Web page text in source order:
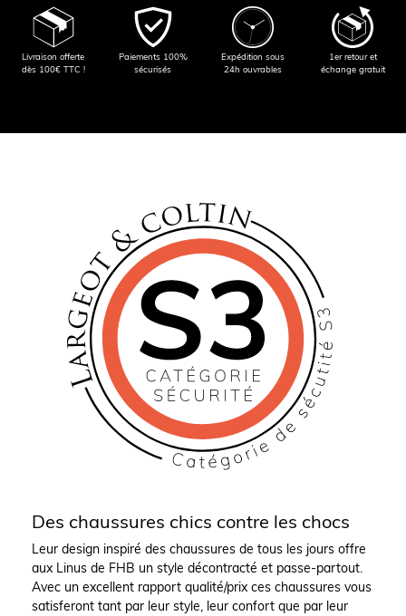
Livraison offerte
dès 100€ TTC !
Paiements 100%
sécurisés
Expédition sous
24h ouvrables
1er retour et
échange gratuit
Des chaussures chics contre les chocs
Leur design inspiré des chaussures de tous les jours offre
aux Linus de FHB un style décontracté et passe-partout.
Avec un excellent rapport qualité/prix ces chaussures vous
satisferont tant par leur style, leur confort que par leur